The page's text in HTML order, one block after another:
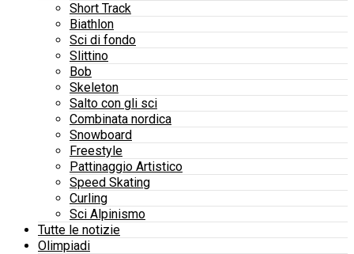
Short Track
Biathlon
Sci di fondo
Slittino
Bob
Skeleton
Salto con gli sci
Combinata nordica
Snowboard
Freestyle
Pattinaggio Artistico
Speed Skating
Curling
Sci Alpinismo
Tutte le notizie
Olimpiadi